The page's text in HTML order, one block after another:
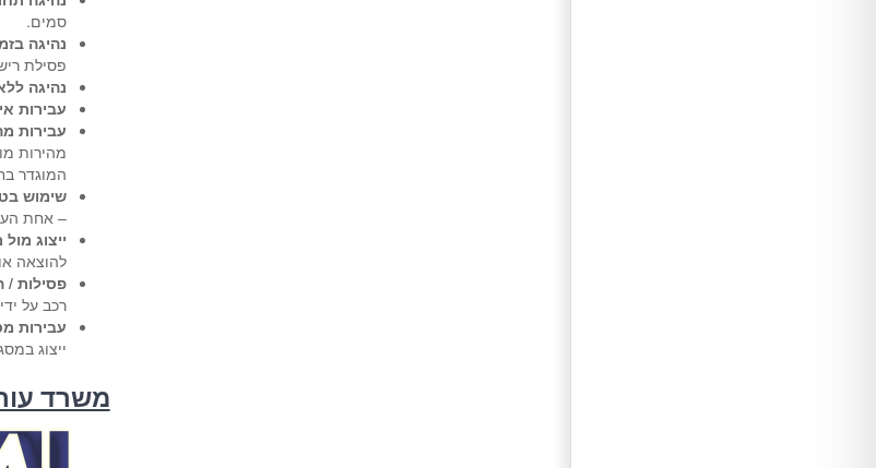
סמים.
נהיגה
פסילת
נהיגה
עבירות
עבירות
מהירות
המוגדר
שימוש
– אחת
ייצוג
להוצאה
פסילות /
רכב על
עבירות
ייצוג
משרד